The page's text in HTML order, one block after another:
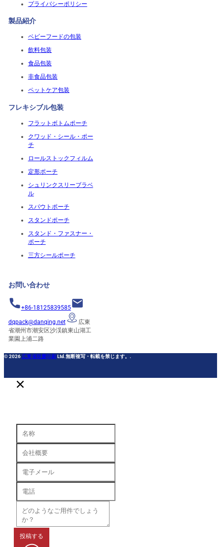
プライバシーポリシー
製品紹介
ベビーフードの包装
飲料包装
食品包装
非食品包装
ペットケア包装
フレキシブル包装
フラットボトムポーチ
クワッド・シール・ポー
チ
ロールストックフィルム
定形ポーチ
シュリンクスリーブラベ
ル
スパウトポーチ
スタンドポーチ
スタンド・ファスナー・
ポーチ
三方シールポーチ
お問い合わせ
+86-18125839585
dqpack@danqing.net
広東
省潮州市潮安区沙渓鎮東山湖工
業園上浦二路
© 2026 広東省段慶印刷 Ltd.無断複写・転載を禁じます。.
投稿する